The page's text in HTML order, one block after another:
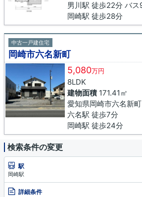
岡崎駅 徒歩28分
中古一戸建住宅
岡崎市六名新町
5,080万円
8LDK
建物面積171.41㎡
愛知県岡崎市六名新町
六名駅 徒歩7分
岡崎駅 徒歩24分
検索条件の変更
駅
岡崎駅
詳細条件